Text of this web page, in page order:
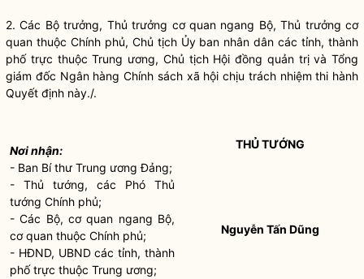
2. Các Bộ trưởng, Thủ trưởng cơ quan ngang Bộ, Thủ trưởng cơ
quan thuộc Chính phủ, Chủ tịch Ủy ban nhân dân các tỉnh, thành
phố trực thuộc Trung ương, Chủ tịch Hội đồng quản trị và Tổng
giám đốc Ngân hàng Chính sách xã hội chịu trách nhiệm thi hành
Quyết định này./.
Nơi nhận:
- Ban Bí thư Trung ương Đảng;
- Thủ tướng, các Phó Thủ
tướng Chính phủ;
- Các Bộ, cơ quan ngang Bộ,
cơ quan thuộc Chính phủ;
- HĐND, UBND các tỉnh, thành
phố trực thuộc Trung ương;
THỦ TƯỚNG
Nguyễn Tấn Dũng